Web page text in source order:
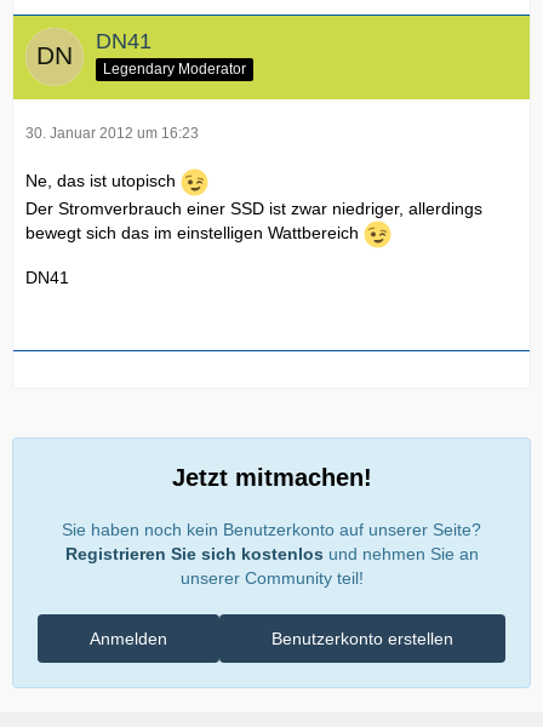
DN41
Legendary Moderator
30. Januar 2012 um 16:23
Ne, das ist utopisch
Der Stromverbrauch einer SSD ist zwar niedriger, allerdings
bewegt sich das im einstelligen Wattbereich
DN41
Jetzt mitmachen!
Sie haben noch kein Benutzerkonto auf unserer Seite?
Registrieren Sie sich kostenlos und nehmen Sie an
unserer Community teil!
Benutzerkonto erstellen
Anmelden